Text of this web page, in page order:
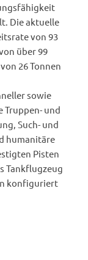
Die aktuelle
von 93
über 99
26 Tonnen
sowie
Truppen- und
Such- und
humanitäre
Pisten
Tankflugzeug
konfiguriert